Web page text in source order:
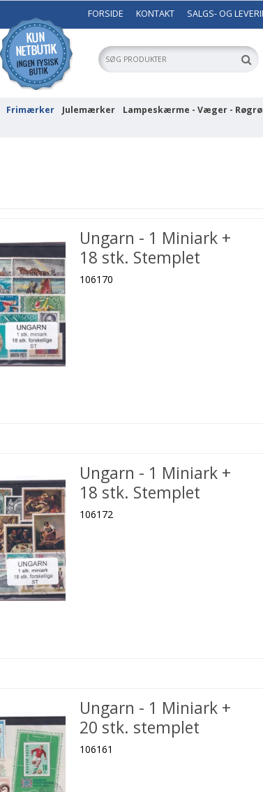
FORSIDE KONTAKT SALGS- OG
Frimærker Julemærker Lampeskærme - Væger -
Ungarn - 1 Miniark +
18 stk. Stemplet
106170
Ungarn - 1 Miniark +
18 stk. Stemplet
106172
Ungarn - 1 Miniark +
20 stk. stemplet
106161